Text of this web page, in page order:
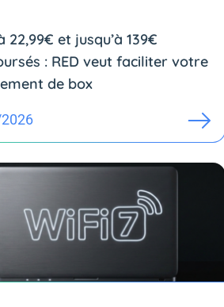
22,99€ et jusqu’à 139€
: RED veut faciliter votre
de box